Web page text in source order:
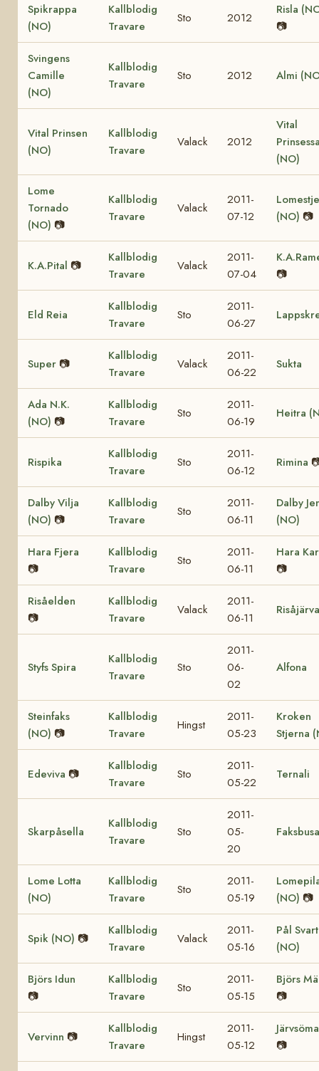
Spikrappa
(NO)
Kallblodig
Travare
Sto 2012
Risla
📷
Svingens
Camille
(NO)
Kallblodig
Travare
Sto 2012 Almi
Vital Prinsen
(NO)
Kallblodig
Travare
Valack 2012
Vital
(NO)
Lome
Tornado
(NO) 📷
Kallblodig
Travare
Valack
2011-
07-12
(NO) 📷
K.A.Pital 📷
Kallblodig
Travare
Valack
2011-
07-04
📷
Eld Reia
Kallblodig
Travare
Sto
2011-
06-27
Super 📷
Kallblodig
Travare
Valack
2011-
06-22
Sukta
Ada N.K.
(NO) 📷
Kallblodig
Travare
Sto
2011-
06-19
Heitra
Rispika
Kallblodig
Travare
Sto
2011-
06-12
Rimina
Dalby Vilja
(NO) 📷
Kallblodig
Travare
Sto
2011-
06-11
Dalby
(NO)
Hara Fjera
📷
Kallblodig
Travare
Sto
2011-
06-11
Hara
📷
Risåelden
📷
Kallblodig
Travare
Valack
2011-
06-11
Risåjärva
Styfs Spira
Kallblodig
Travare
Sto
2011-
06-
02
Alfona
Steinfaks
(NO) 📷
Kallblodig
Travare
Hingst
2011-
05-23
Kroken
Stjerna
Edeviva 📷
Kallblodig
Travare
Sto
2011-
05-22
Ternali
Skarpåsella
Kallblodig
Travare
Sto
2011-
05-
20
Faksbusa
Lome Lotta
(NO)
Kallblodig
Travare
Sto
2011-
05-19
(NO) 📷
Spik (NO) 📷
Kallblodig
Travare
Valack
2011-
05-16
Pål
(NO)
Björs Idun
📷
Kallblodig
Travare
Sto
2011-
05-15
Björs
📷
Vervinn 📷
Kallblodig
Travare
Hingst
2011-
05-12
📷